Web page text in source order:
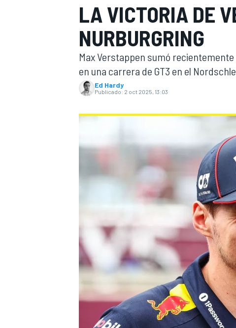
FÓRMULA E MOTO
LA VICTORIA DE
NURBURGRING
Max Verstappen sumó
en una carrera de GT3 en el
Ed Hardy
Publicado: 2 oct 2025, 13:03